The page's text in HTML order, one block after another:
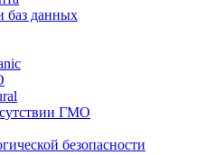
баз данных
ГМО
безопасности